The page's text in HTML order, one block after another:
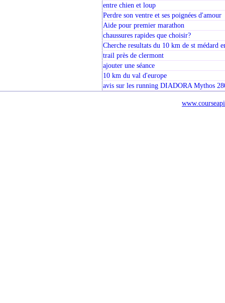
entre chien et loup
Perdre son ventre et ses poignées d'amour
Aide pour premier marathon
chaussures rapides que choisir?
Cherche resultats du 10 km de st médard
trail près de clermont
ajouter une séance
10 km du val d'europe
avis sur les running DIADORA Mythos